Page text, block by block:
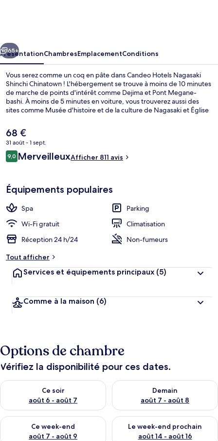
Chinatown
Bain public
Suivant
65+
PrésentationChambresEmplacementConditions
Vous serez comme un coq en pâte dans Candeo Hotels Nagasaki
Shinchi Chinatown ! L'hébergement se trouve à moins de 10 minutes
de marche de points d'intérêt comme Dejima et Pont Megane-
bashi. À moins de 5 minutes en voiture, vous trouverez aussi des
sites comme Musée d'histoire et de la culture de Nagasaki et Église
attentionné et la présentation générale.
Le
prix
actuel
est
68 €
31 août - 1 sept.
Avis
voyageurs
9,09,0 sur 10
MerveilleuxAfficher 811 avis
Équipements populaires
Spa
Parking
Wi-Fi gratuit
Climatisation
Réception 24 h/24
Non-fumeurs
Tout afficher
Services et équipements principaux (5)
Comme à la maison (6)
Options de chambre
Vérifiez la disponibilité pour ces dates.
Ce soir
août 6 - août 7
Vérifier la disponibilité pour ce soir août 6 - août 7
Demain
août 7 - août 8
Vérifier la disponibilité pour
Ce week-end
août 7 - août 9
Vérifier la disponibilité pour ce week-end août 7 - août 9
Le week-end prochain
août 14 - août 16
Vérifier la disponibilité pour